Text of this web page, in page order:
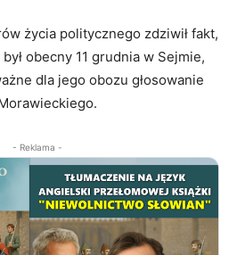
życia politycznego zdziwił fakt,
obecny 11 grudnia w Sejmie,
dla jego obozu głosowanie
- Reklama -